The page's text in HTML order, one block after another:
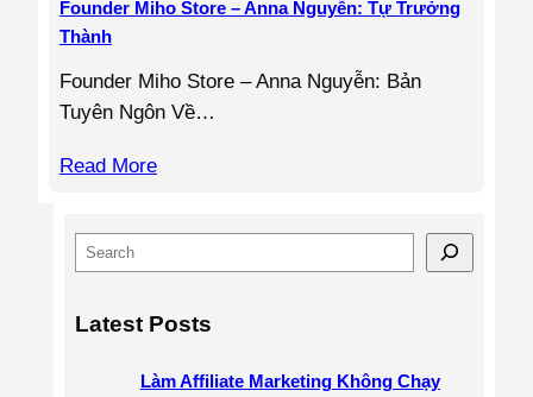
Founder Miho Store – Anna Nguyễn: Tự Trưởng
Thành
Founder Miho Store – Anna Nguyễn: Bản
Tuyên Ngôn Về…
Read More
S
e
r
Latest Posts
Làm Affiliate Marketing Không Chạy